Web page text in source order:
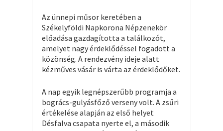
Az ünnepi műsor keretében a
Székelyföldi Napkorona Népzenekör
előadása gazdagította a találkozót,
amelyet nagy érdeklődéssel fogadott a
közönség. A rendezvény ideje alatt
kézműves vásár is várta az érdeklődőket.
A nap egyik legnépszerűbb programja a
bogrács-gulyásfőző verseny volt. A zsűri
értékelése alapján az első helyet
Désfalva csapata nyerte el, a második